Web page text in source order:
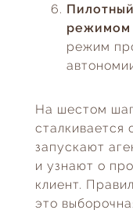
режимом
режим
На шестом
сталкивается
запускают
и узнают о
клиент.
это